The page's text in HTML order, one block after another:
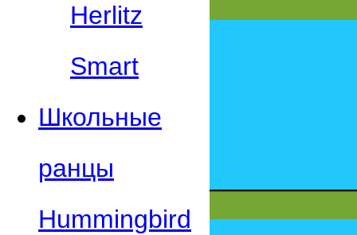
Herlitz
Smart
Школьные
ранцы
Hummingbird